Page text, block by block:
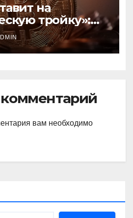
на
тройку»:
и ETH
вам необходимо